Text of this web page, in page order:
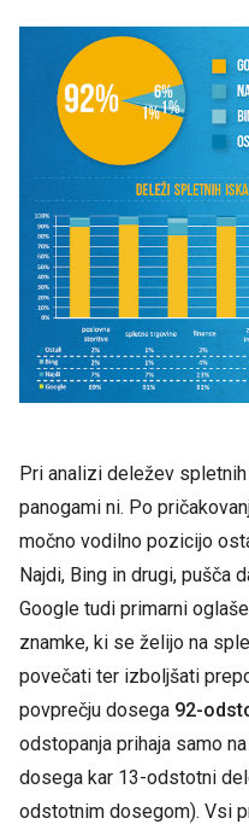
Pri analizi deležev
panogami ni. Po
močno vodilno pozicijo
Najdi, Bing in drugi, pušča
Google tudi primarni
znamke, ki se želijo na
povečati ter izboljšati
povprečju dosega 92-
odstopanja prihaja samo
dosega kar 13-odstotni
odstotnim dosegom). Vsi